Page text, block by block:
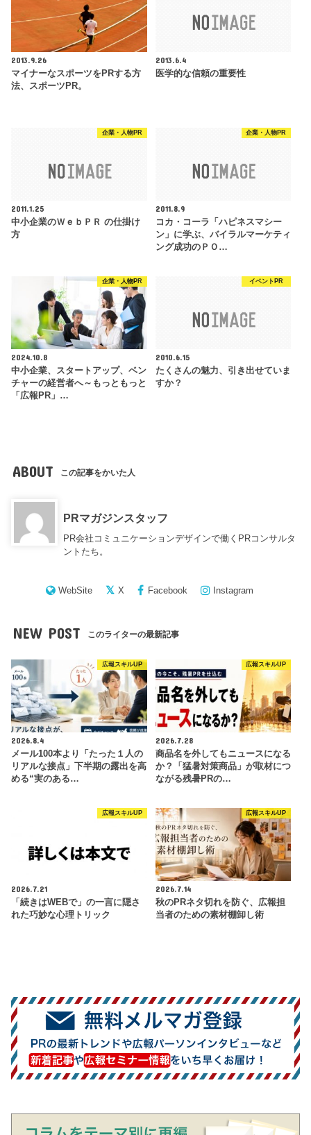
2013.9.26
マイナーなスポーツをPRする方
法、スポーツPR。
2013.6.4
医学的な信頼の重要性
企業・人物PR
2011.1.25
中小企業のＷｅｂＰＲ の仕掛け
方
企業・人物PR
2011.8.9
コカ・コーラ「ハピネスマシー
ン」に学ぶ、バイラルマーケティ
ング成功のＰＯ…
企業・人物PR
2024.10.8
中小企業、スタートアップ、ベン
チャーの経営者へ～もっともっと
「広報PR」…
イベントPR
2010.6.15
たくさんの魅力、引き出せていま
すか？
ABOUT この記事をかいた人
PRマガジンスタッフ
PR会社コミュニケーションデザインで働くPRコンサルタ
ントたち。
WebSite X Facebook Instagram
NEW POST このライターの最新記事
広報スキルUP
2026.8.4
メール100本より「たった１人の
リアルな接点」下半期の露出を高
める“実のある…
広報スキルUP
2026.7.28
商品名を外してもニュースになる
か？「猛暑対策商品」が取材につ
ながる残暑PRの…
広報スキルUP
2026.7.21
「続きはWEBで」の一言に隠さ
れた巧妙な心理トリック
広報スキルUP
2026.7.14
秋のPRネタ切れを防ぐ、広報担
当者のための素材棚卸し術